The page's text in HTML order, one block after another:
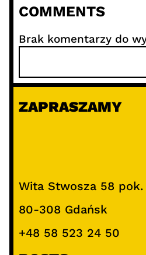
COMMENTS
Brak komentarzy do
u
a
ZAPRASZAMY
Wita Stwosza 58 pok.
80-308 Gdańsk
+48 58 523 24 50